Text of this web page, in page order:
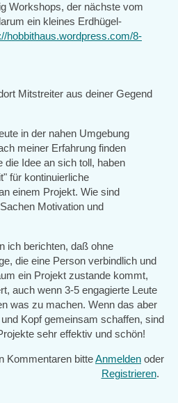
external)
Workshops, der nächste vom
ein kleines Erdhügel-
hobbithaus.wordpress.com/8-
Mitstreiter aus deiner Gegend
in der nahen Umgebung
meiner Erfahrung finden
die Idee an sich toll, haben
für kontinuierliche
einem Projekt. Wie sind
Motivation und
ich berichten, daß ohne
die eine Person verbindlich und
ein Projekt zustande kommt,
auch wenn 3-5 engagierte Leute
was zu machen. Wenn das aber
Kopf gemeinsam schaffen, sind
sehr effektiv und schön!
Kommentaren bitteAnmelden oder
Registrieren.